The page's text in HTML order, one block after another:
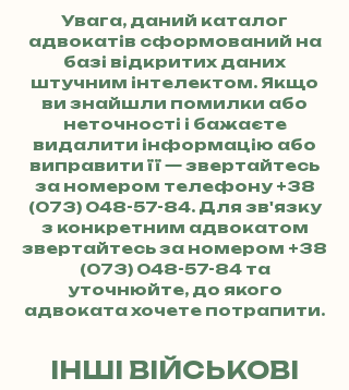
Увага, даний каталог
адвокатів сформований на
базі відкритих даних
штучним інтелектом. Якщо
ви знайшли помилки або
неточності і бажаєте
видалити інформацію або
виправити її — звертайтесь
за номером телефону +38
(073) 048-57-84. Для зв'язку
з конкретним адвокатом
звертайтесь за номером +38
(073) 048-57-84та
уточнюйте, до якого
адвоката хочете потрапити.
ІНШІ ВІЙСЬКОВІ